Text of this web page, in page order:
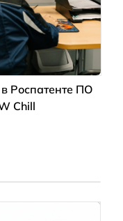
Роспатенте ПО
Chill